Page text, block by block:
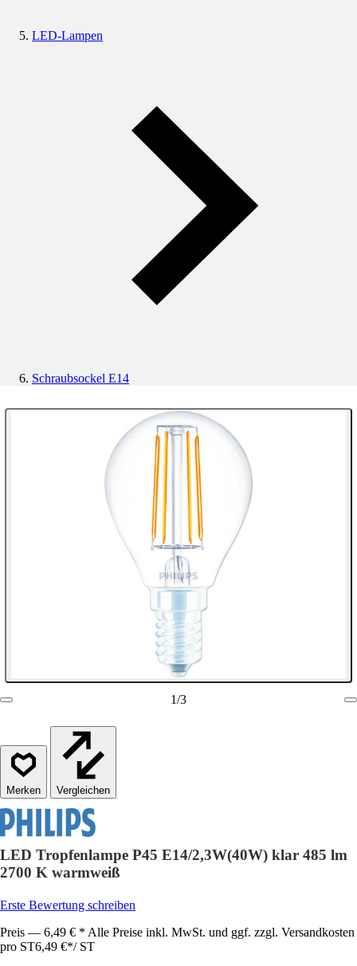
LED-Lampen
Schraubsockel E14
1/3
Vergleichen
LED Tropfenlampe P45 E14/2,3W(40W) klar 485 lm
2700 K warmweiß
Erste Bewertung schreiben
Preis — 6,49 € * Alle Preise inkl. MwSt. und ggf. zzgl. Versandkosten
pro ST6,49 €*/ ST